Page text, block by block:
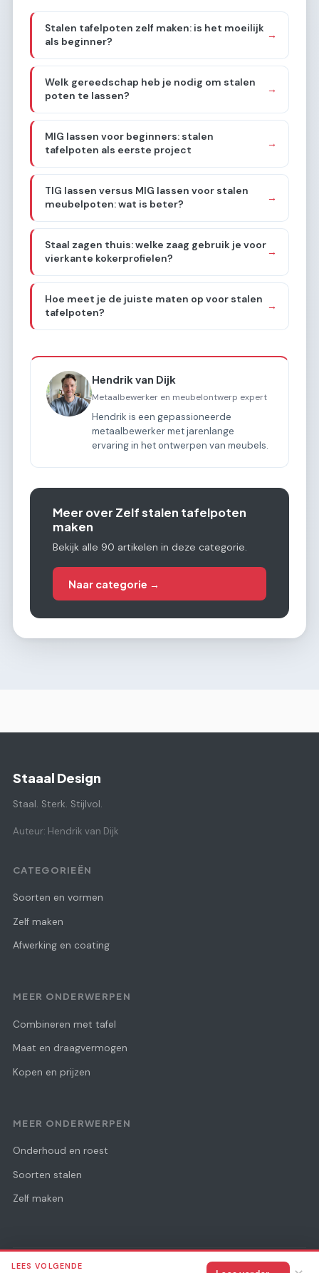
Stalen tafelpoten zelf maken: is het moeilijk
als beginner?
→
Welk gereedschap heb je nodig om stalen
poten te lassen?
→
MIG lassen voor beginners: stalen
tafelpoten als eerste project
→
TIG lassen versus MIG lassen voor stalen
meubelpoten: wat is beter?
→
Staal zagen thuis: welke zaag gebruik je voor
vierkante kokerprofielen?
→
Hoe meet je de juiste maten op voor stalen
tafelpoten?
→
Hendrik van Dijk
Metaalbewerker en meubelontwerp expert
Hendrik is een gepassioneerde
metaalbewerker met jarenlange
ervaring in het ontwerpen van meubels.
Meer over Zelf stalen tafelpoten
maken
Bekijk alle 90 artikelen in deze categorie.
Naar categorie →
Staaal Design
Staal. Sterk. Stijlvol.
Auteur: Hendrik van Dijk
CATEGORIEËN
Soorten en vormen
Zelf maken
Afwerking en coating
MEER ONDERWERPEN
Combineren met tafel
Maat en draagvermogen
Kopen en prijzen
MEER ONDERWERPEN
Onderhoud en roest
Soorten stalen
Zelf maken
© 2026 Staaal Design Alle rechten voorbehouden.
LEES VOLGENDE